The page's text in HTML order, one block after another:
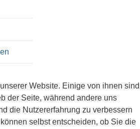
Website. Einige von ihnen sind
der Seite, während andere uns
die Nutzererfahrung zu verbessern
selbst entscheiden, ob Sie die